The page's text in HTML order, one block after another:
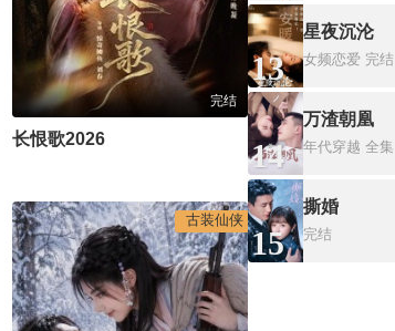
完结
长恨歌2026
古装仙侠
13
星夜沉沦
女频恋爱 完结
14
万渣朝凰
年代穿越 全集
15
撕婚
完结